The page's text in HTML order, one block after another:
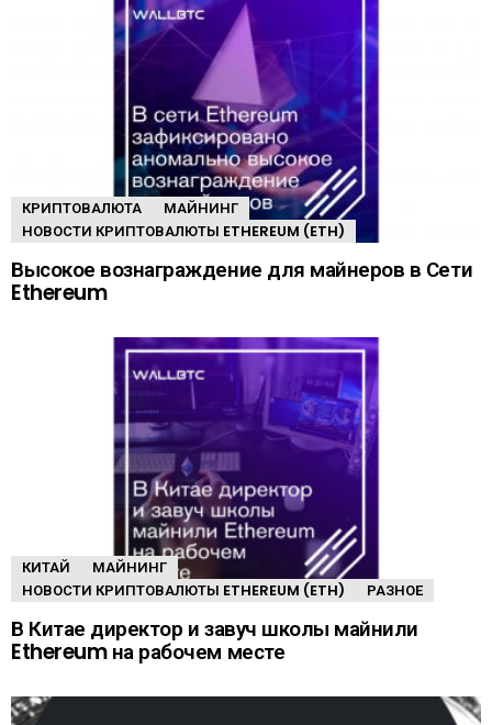
КРИПТОВАЛЮТА
МАЙНИНГ
НОВОСТИ КРИПТОВАЛЮТЫ ETHEREUM (ETH)
Высокое вознаграждение для майнеров в Сети
Ethereum
КИТАЙ
МАЙНИНГ
НОВОСТИ КРИПТОВАЛЮТЫ ETHEREUM (ETH)
РАЗНОЕ
В Китае директор и завуч школы майнили
Ethereum на рабочем месте